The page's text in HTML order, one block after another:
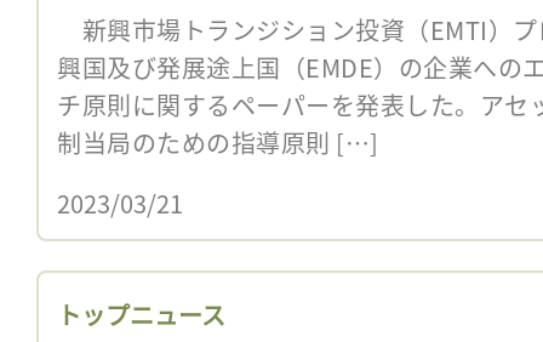
新興市場トランジション投資（EMTI）
興国及び発展途上国（EMDE）の企業への
チ原則に関するペーパーを発表した。ア
制当局のための指導原則 […]
2023/03/21
トップニュース